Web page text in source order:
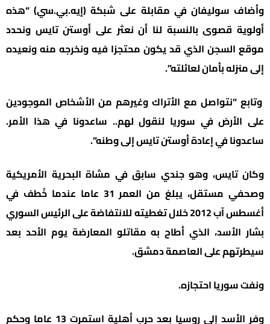
وأضاف سوليفان في مقابلة على شبكة (إيه.بي.سي) “هذه
أولوية قصوى بالنسبة لنا أن نعثر على أوستن تايس ونحدد
موقع السجن الذي قد يكون محتجزا فيه ونخرجه منه ونعيده
إلى منزله بأمان لعائلته”.
وتابع “نتواصل مع الأتراك وغيرهم من الأشخاص الموجودين
على الأرض في سوريا لنقول لهم.. ساعدونا في هذا الأمر.
ساعدونا في إعادة أوستن تايس إلى وطنه”.
وكان تايس، وهو جندي سابق في مشاة البحرية الأمريكية
وصحفي مستقل، يبلغ من العمر 31 عاما عندما خُطف في
أغسطس آب 2012 خلال تغطيته للانتفاضة على الرئيس السوري
بشار الأسد، الذي أطاح به مقاتلو المعارضة يوم الأحد بعد
سيطرتهم على العاصمة دمشق.
ونفت سوريا احتجازه.
وفر الأسد إلى روسيا بعد حرب أهلية استمرت 13 عاما وحكم